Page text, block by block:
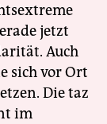
jetzt
Auch
sich vor Ort
Die taz
im